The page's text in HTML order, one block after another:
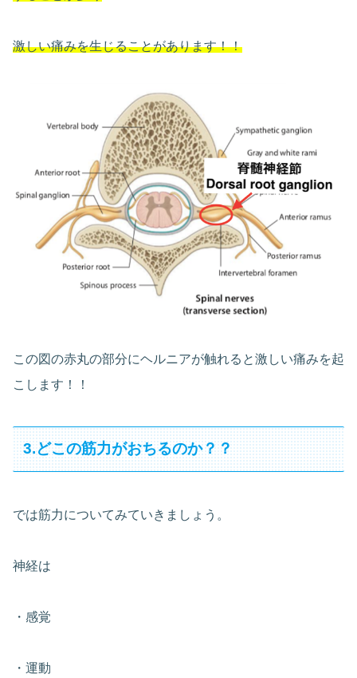
激しい痛みを生じることがあります！！
この図の赤丸の部分にヘルニアが触れると激しい痛みを起
こします！！
3.どこの筋力がおちるのか？？
では筋力についてみていきましょう。
神経は
・感覚
・運動